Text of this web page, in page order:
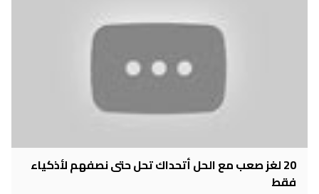
20 لغز صعب مع الحل أتحداك تحل حتى نصفهم لأذكياء
فقط